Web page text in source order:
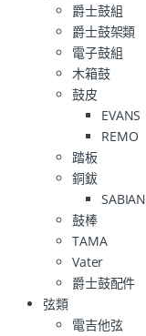
爵士鼓組
爵士鼓架類
電子鼓組
木箱鼓
鼓皮
EVANS
REMO
踏板
銅鈸
SABIAN
鼓棒
TAMA
Vater
爵士鼓配件
弦類
電吉他弦